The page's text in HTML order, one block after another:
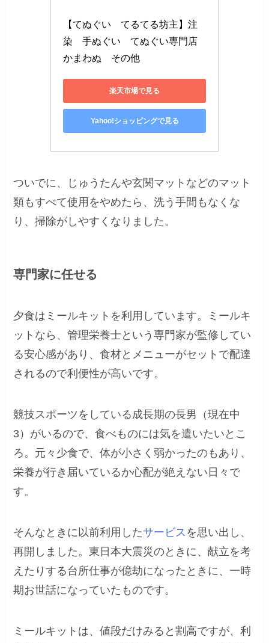
【てぬぐい　てるてる坊主】注
染　手ぬぐい　てぬぐい専門店
かまわぬ　その他
楽天市場で見る
Yahoo!ショッピングで見る
ついでに、じゅうたんや玄関マットなどのマット
類もすべて使用をやめたら、洗う手間もなくな
り、掃除がしやすくなりました。
専門家に任せる
夕食はミールキットを利用しています。ミールキ
ットなら、管理栄養士という専門家が監修してい
る安心感があり、食材とメニューがセットで配達
されるので利便性が高いです。
競技スポーツをしている成長期の長男（現在中
3）がいるので、食べものには気を遣いたいとこ
ろ。元々少食で、体が小さく弱かったのもあり、
栄養が行き届いているか心配が絶えない日々で
す。
そんなときに以前利用したサービス を思い出し、
再開しました。東日本大震災のときに、献立を考
えたりする台所仕事が億劫になったときに、一時
期お世話になっていたものです。
ミールキットは、値段だけみると割高ですが、利